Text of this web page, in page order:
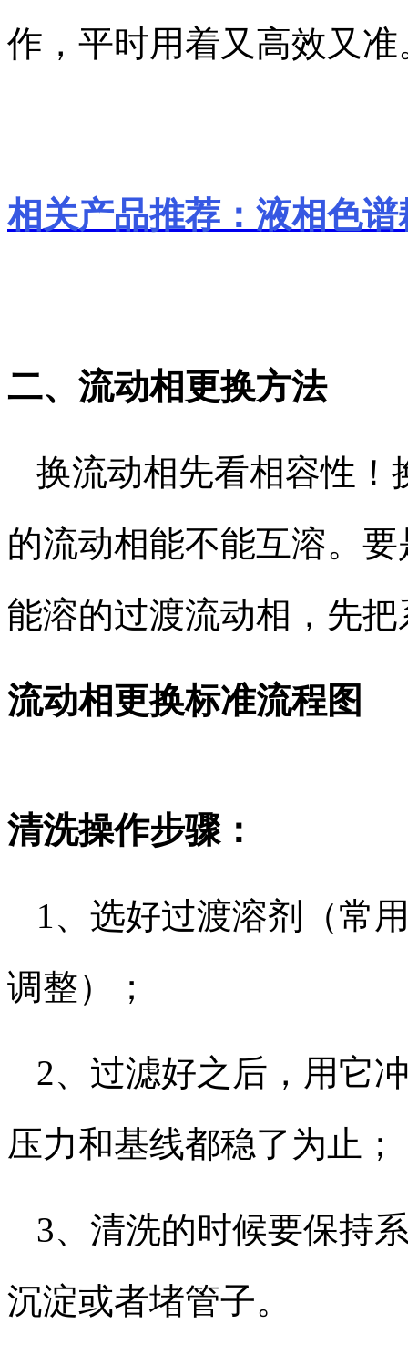
作，平时用着又高效又准
相关产品推荐：液相色谱
二、流动相更换方法​
换流动相先看相容性！
的流动相能不能互溶。
能溶的过渡流动相，先
流动相更换标准流程图
清洗操作步骤：​
1、选好过渡溶剂（常
调整）；​
2、过滤好之后，用它
压力和基线都稳了为止；​
3、清洗的时候要保持
沉淀或者堵管子。​